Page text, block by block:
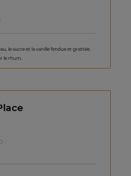
le sucre et la vanille fendue et grattée.
le rhum.